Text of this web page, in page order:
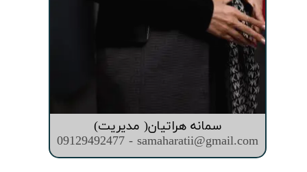
سمانه هراتیان( مدیریت)
09129492477 - samaharatii@gmail.com